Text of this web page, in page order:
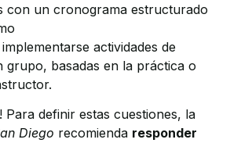
con un cronograma estructurado
actividades de
grupo, basadas en la práctica o
Para definir estas cuestiones, la
Diego recomienda responder